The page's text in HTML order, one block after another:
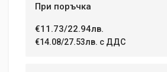
При поръчка
€11.73/22.94лв.
€14.08/27.53лв. с ДДС